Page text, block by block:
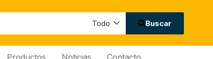
Todo Buscar
Productos Noticias Contacto